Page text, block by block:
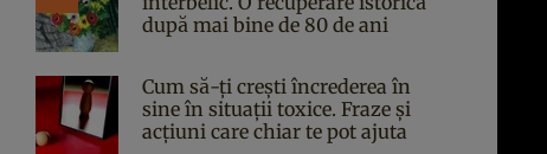
după mai bine de 80 de ani
Cum să-ți crești încrederea în
sine în situații toxice. Fraze și
acțiuni care chiar te pot ajuta